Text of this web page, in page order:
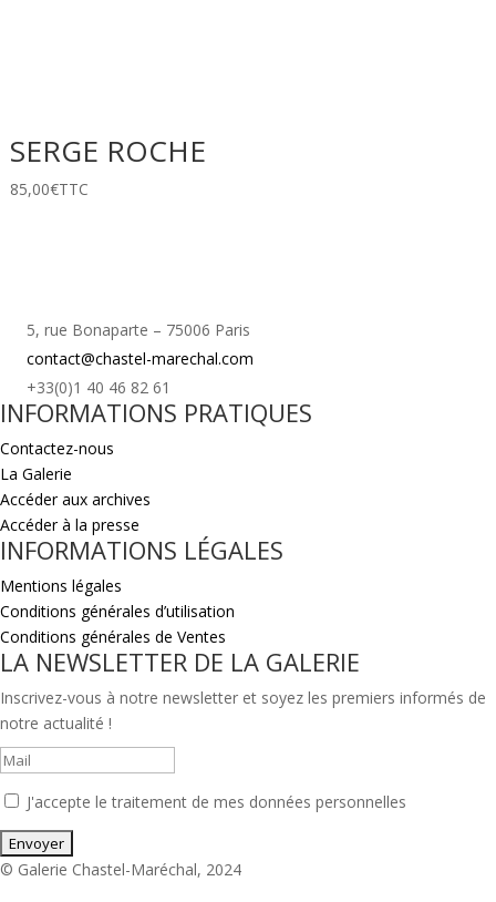
SERGE ROCHE
85,00€TTC
5, rue Bonaparte – 75006 Paris
contact@chastel-marechal.com
+33(0)1 40 46 82 61
INFORMATIONS PRATIQUES
Contactez-nous
La Galerie
Accéder aux archives
Accéder à la presse
INFORMATIONS LÉGALES
Mentions légales
Conditions générales d’utilisation
Conditions générales de Ventes
LA NEWSLETTER DE LA GALERIE
Inscrivez-vous à notre newsletter et soyez les premiers informés de
notre actualité !
J'accepte le traitement de mes données personnelles
© Galerie Chastel-Maréchal, 2024